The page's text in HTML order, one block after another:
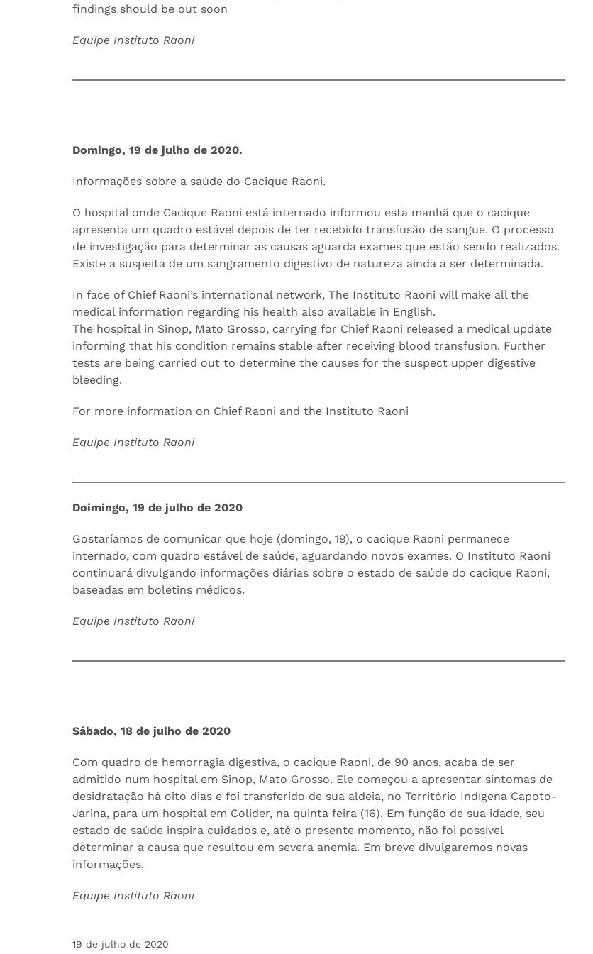
findings should be out soon
Equipe Instituto Raoni
Domingo, 19 de julho de 2020.
Informações sobre a saúde do Cacique Raoni.
O hospital onde Cacique Raoni está internado informou esta manhã que o cacique
apresenta um quadro estável depois de ter recebido transfusão de sangue. O processo
de investigação para determinar as causas aguarda exames que estão sendo realizados.
Existe a suspeita de um sangramento digestivo de natureza ainda a ser determinada.
In face of Chief Raoni’s international network, The Instituto Raoni will make all the
medical information regarding his health also available in English.
The hospital in Sinop, Mato Grosso, carrying for Chief Raoni released a medical update
informing that his condition remains stable after receiving blood transfusion. Further
tests are being carried out to determine the causes for the suspect upper digestive
bleeding.
For more information on Chief Raoni and the Instituto Raoni
Equipe Instituto Raoni
Doimingo, 19 de julho de 2020
Gostaríamos de comunicar que hoje (domingo, 19), o cacique Raoni permanece
internado, com quadro estável de saúde, aguardando novos exames. O Instituto Raoni
continuará divulgando informações diárias sobre o estado de saúde do cacique Raoni,
baseadas em boletins médicos.
Equipe Instituto Raoni
Sábado, 18 de julho de 2020
Com quadro de hemorragia digestiva, o cacique Raoni, de 90 anos, acaba de ser
admitido num hospital em Sinop, Mato Grosso. Ele começou a apresentar sintomas de
desidratação há oito dias e foi transferido de sua aldeia, no Território Indígena Capoto-
Jarina, para um hospital em Colider, na quinta feira (16). Em função de sua idade, seu
estado de saúde inspira cuidados e, até o presente momento, não foi possível
determinar a causa que resultou em severa anemia. Em breve divulgaremos novas
informações.
Equipe Instituto Raoni
19 de julho de 2020